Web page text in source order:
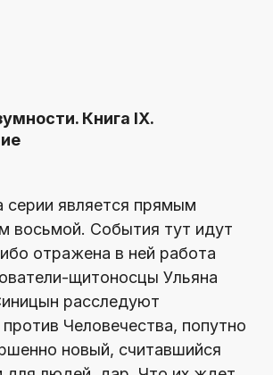
Книга IX.
серии является прямым
восьмой. События тут идут
отражена в ней работа
щитоносцы Ульяна
расследуют
Человечества, попутно
новый, считавшийся